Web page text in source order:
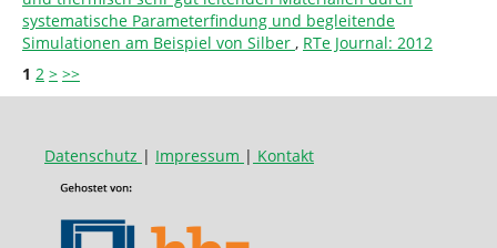
systematische Parameterfindung und begleitende
Simulationen am Beispiel von Silber , RTe Journal: 2012
1 2 > >>
Datenschutz | Impressum | Kontakt